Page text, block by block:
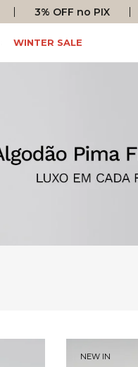
3% OFF no PIX
WINTER SALE
NEW IN